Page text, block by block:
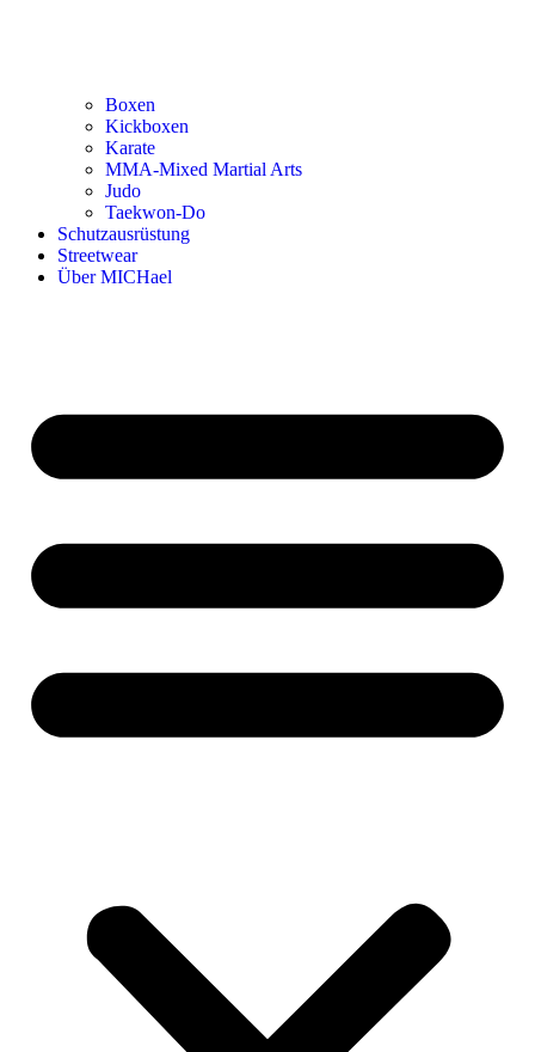
Boxen
Kickboxen
Karate
MMA-Mixed Martial Arts
Judo
Taekwon-Do
Schutzausrüstung
Streetwear
Über MICHael